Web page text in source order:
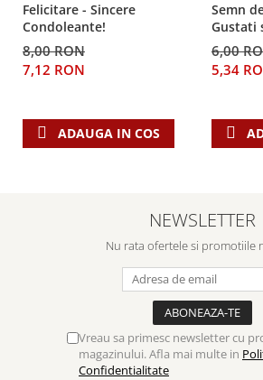
Felicitare - Sincere
Condoleante!
8,00 RON
7,12 RON
ADAUGA IN COS
Semn
Gustati
este
6,00
5,34
NEWSLETTER
Nu rata ofertele si promotiile
Vreau sa primesc newsletter cu
magazinului. Afla mai multe in
Confidentialitate